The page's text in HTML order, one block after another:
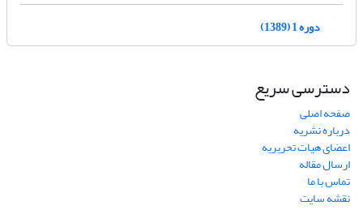
دوره 1 (1389)
دسترسی سریع
صفحه اصلی
درباره نشریه
اعضای هیات تحریریه
ارسال مقاله
تماس با ما
نقشه سایت